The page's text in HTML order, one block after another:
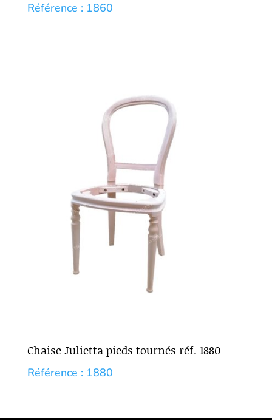
Référence : 1860
Chaise Julietta pieds tournés réf. 1880
Référence : 1880